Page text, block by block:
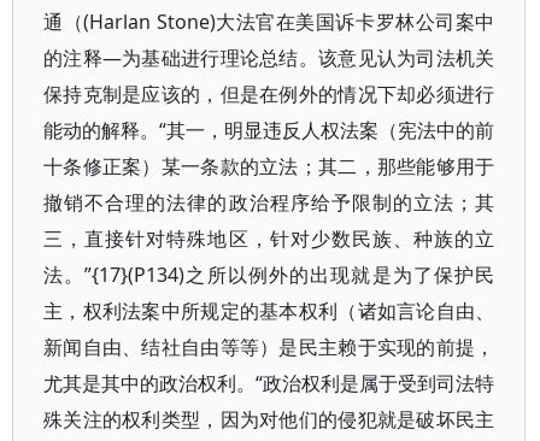
通（(Harlan Stone)大法官在美国诉卡罗林公司案中
的注释—为基础进行理论总结。该意见认为司法机关
保持克制是应该的，但是在例外的情况下却必须进行
能动的解释。“其一，明显违反人权法案（宪法中的前
十条修正案）某一条款的立法；其二，那些能够用于
撤销不合理的法律的政治程序给予限制的立法；其
三，直接针对特殊地区，针对少数民族、种族的立
法。”{17}(P134)之所以例外的出现就是为了保护民
主，权利法案中所规定的基本权利（诸如言论自由、
新闻自由、结社自由等等）是民主赖于实现的前提，
尤其是其中的政治权利。“政治权利是属于受到司法特
殊关注的权利类型，因为对他们的侵犯就是破坏民主